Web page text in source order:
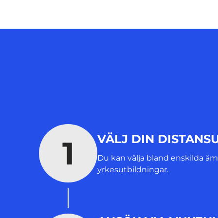
1 VÄLJ DIN
Du kan välja bland enskilda
yrkesutbildningar.